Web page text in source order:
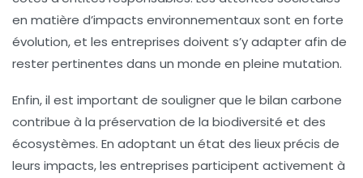
en matière d’impacts environnementaux sont en forte
évolution, et les entreprises doivent s’y adapter afin de
rester pertinentes dans un monde en pleine mutation.
Enfin, il est important de souligner que le bilan carbone
contribue à la préservation de la biodiversité et des
écosystèmes. En adoptant un état des lieux précis de
leurs impacts, les entreprises participent activement à